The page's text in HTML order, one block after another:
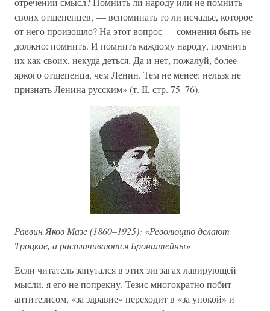
своих отщепенцев, — вспоминать то ли исчадье, которое
от него произошло? На этот вопрос — сомнения быть не
должно: помнить. И помнить каждому народу, помнить
их как своих, некуда деться. Да и нет, пожалуй, более
яркого отщепенца, чем Ленин. Тем не менее: нельзя не
признать Ленина русским» (т. II, стр. 75–76).
Раввин Яков Мазе (1860–1925): «Революцию делают
Троцкие, а расплачиваются Бронштейны»
Если читатель запутался в этих зигзагах лавирующей
мысли, я его не попрекну. Тезис многократно побит
антитезисом, «за здравие» переходит в «за упокой» и